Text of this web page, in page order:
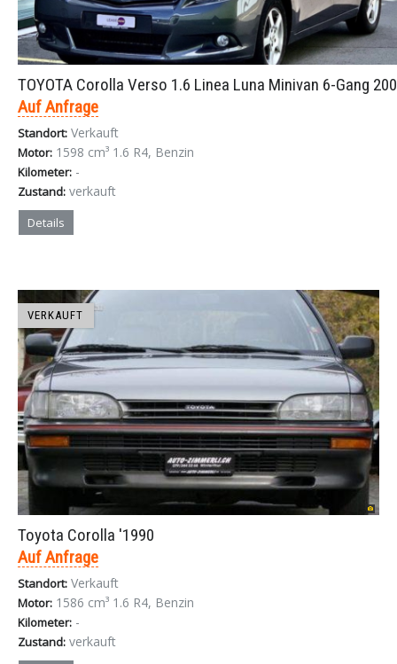
TOYOTA Corolla Verso 1.6 Linea Luna Minivan 6-Gang
Auf Anfrage
Standort: Verkauft
Motor: 1598 cm³ 1.6 R4, Benzin
Kilometer: -
Zustand: verkauft
Details
VERKAUFT
Toyota Corolla '1990
Auf Anfrage
Standort: Verkauft
Motor: 1586 cm³ 1.6 R4, Benzin
Kilometer: -
Zustand: verkauft